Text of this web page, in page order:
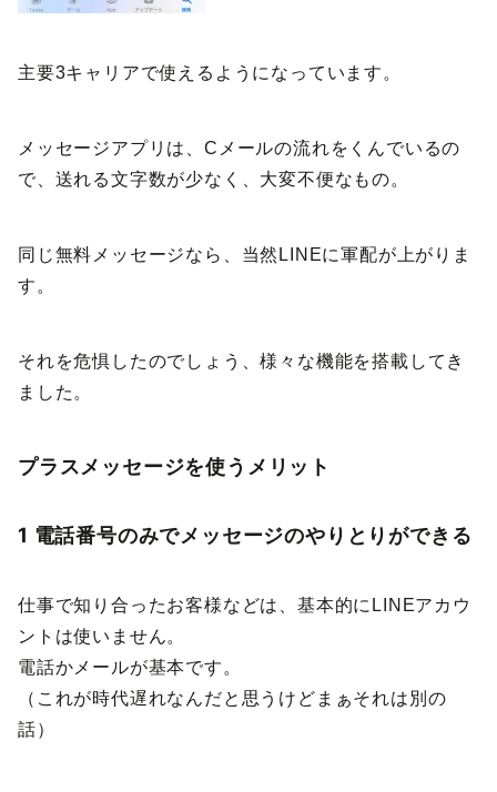
主要3キャリアで使えるようになっています。
メッセージアプリは、Cメールの流れをくんでいるの
で、送れる文字数が少なく、大変不便なもの。
同じ無料メッセージなら、当然LINEに軍配が上がりま
す。
それを危惧したのでしょう、様々な機能を搭載してき
ました。
プラスメッセージを使うメリット
1 電話番号のみでメッセージのやりとりができる
仕事で知り合ったお客様などは、基本的にLINEアカウ
ントは使いません。
電話かメールが基本です。
（これが時代遅れなんだと思うけどまぁそれは別の
話）